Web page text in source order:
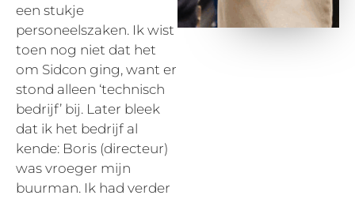
een stukje
personeelszaken. Ik wist
toen nog niet dat het
om Sidcon ging, want er
stond alleen ‘technisch
bedrijf’ bij. Later bleek
dat ik het bedrijf al
kende: Boris (directeur)
was vroeger mijn
buurman. Ik had verder